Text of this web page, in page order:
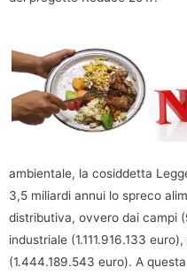
ambientale, la cosiddetta
3,5 miliardi annui lo spreco
distributiva, ovvero dai campi
industriale (1.111.916.133
(1.444.189.543 euro). A